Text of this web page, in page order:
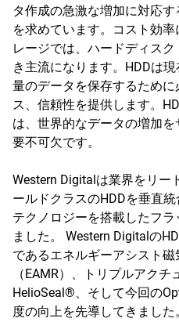
タ作成の急激な増加に対応
を求めています。コスト効
レージでは、ハードディス
き主流になります。HDDは
量のデータを保存するため
ス、信頼性を提供します。
は、世界的なデータの増加
要不可欠です。
Western Digitalは業界をリー
ールドクラスのHDDを垂直
テクノロジーを搭載したフ
ました。 Western Digitalの
であるエネルギーアシスト
（EAMR）、トリプルアクチ
HelioSeal®、そして今回の
度の向上を先導してきまし